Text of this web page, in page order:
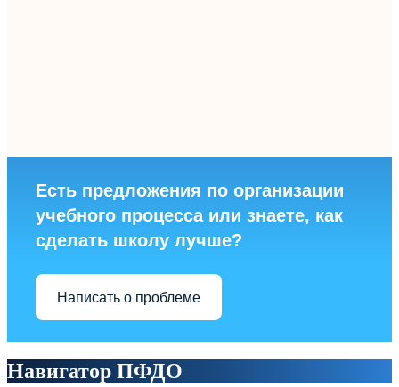
Есть предложения по организации
учебного процесса или знаете, как
сделать школу лучше?
Написать о проблеме
Навигатор ПФДО